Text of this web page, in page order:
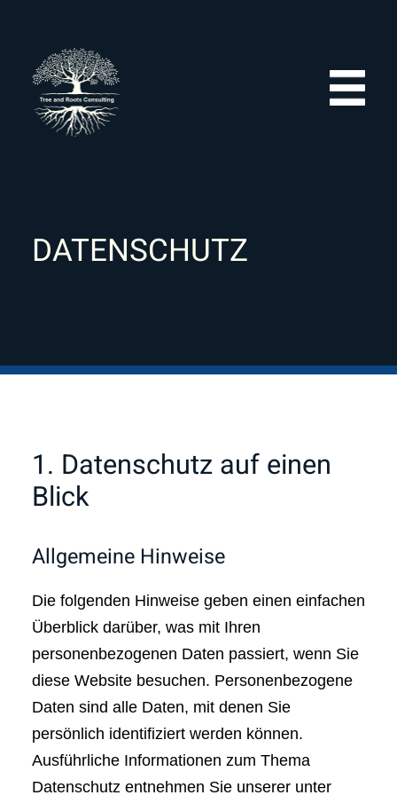
DATENSCHUTZ
1. Datenschutz auf einen
Blick
Allgemeine Hinweise
Die folgenden Hinweise geben einen einfachen
Überblick darüber, was mit Ihren
personenbezogenen Daten passiert, wenn Sie
diese Website besuchen. Personenbezogene
Daten sind alle Daten, mit denen Sie
persönlich identifiziert werden können.
Ausführliche Informationen zum Thema
Datenschutz entnehmen Sie unserer unter